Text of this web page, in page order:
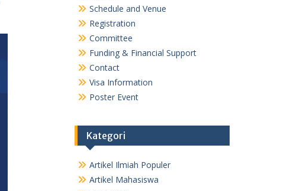
Schedule and Venue
Registration
Committee
Funding & Financial Support
Contact
Visa Information
Poster Event
Kategori
Artikel Ilmiah Populer
Artikel Mahasiswa